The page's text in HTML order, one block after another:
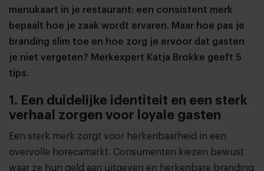
menukaart in je restaurant: een consistent merk
bepaalt hoe je zaak wordt ervaren. Maar hoe pas je
branding slim toe en hoe zorg je ervoor dat gasten
je niet vergeten? Merkexpert Katja Brokke geeft 5
tips.
1. Een duidelijke identiteit en een sterk
verhaal zorgen voor loyale gasten
Een sterk merk zorgt voor herkenbaarheid in een
overvolle horecamarkt. Consumenten kiezen bewust
waar ze hun geld aan uitgeven en herkenbare branding